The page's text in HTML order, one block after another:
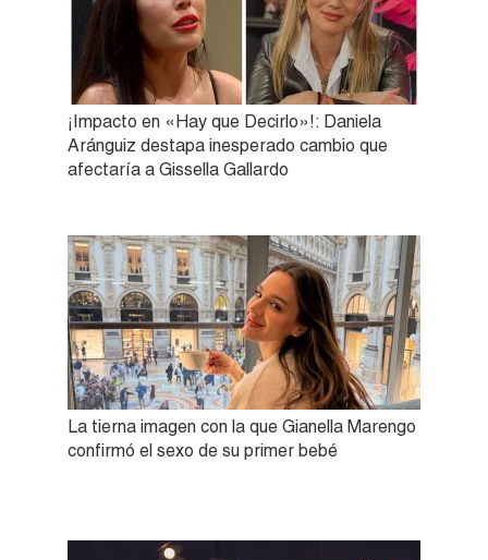
¡Impacto en «Hay que Decirlo»!: Daniela
Aránguiz destapa inesperado cambio que
afectaría a Gissella Gallardo
La tierna imagen con la que Gianella Marengo
confirmó el sexo de su primer bebé